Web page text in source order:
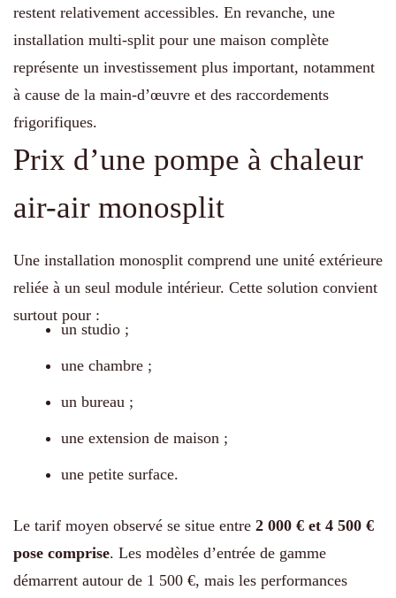
restent relativement accessibles. En revanche, une
installation multi-split pour une maison complète
représente un investissement plus important, notamment
à cause de la main-d’œuvre et des raccordements
frigorifiques.
Prix d’une pompe à chaleur
air-air monosplit
Une installation monosplit comprend une unité extérieure
reliée à un seul module intérieur. Cette solution convient
surtout pour :
un studio ;
une chambre ;
un bureau ;
une extension de maison ;
une petite surface.
Le tarif moyen observé se situe entre 2 000 € et 4 500 €
pose comprise. Les modèles d’entrée de gamme
démarrent autour de 1 500 €, mais les performances